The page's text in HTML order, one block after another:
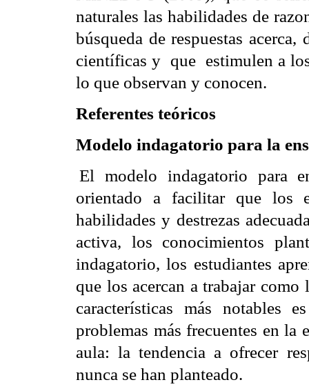
naturales las habilidades de
búsqueda de respuestas
científicas y que estimulen a
lo que observan y conocen.
Referentes teóricos
Modelo indagatorio para la
El modelo indagatorio para
orientado a facilitar que los
habilidades y destrezas
activa, los conocimientos
indagatorio, los estudiantes
que los acercan a trabajar
características más notables
problemas más frecuentes en la
aula: la tendencia a ofrecer
nunca se han planteado.